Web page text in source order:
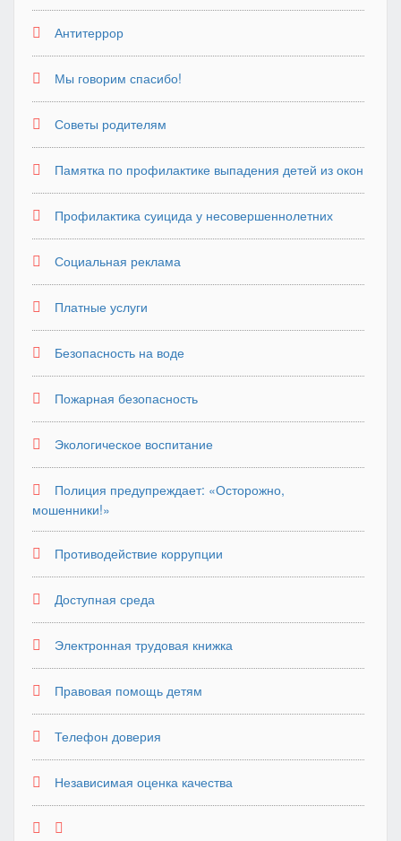
Антитеррор
Мы говорим спасибо!
Советы родителям
Памятка по профилактике выпадения детей из окон
Профилактика суицида у несовершеннолетних
Социальная реклама
Платные услуги
Безопасность на воде
Пожарная безопасность
Экологическое воспитание
Полиция предупреждает: «Осторожно,
мошенники!»
Противодействие коррупции
Доступная среда
Электронная трудовая книжка
Правовая помощь детям
Телефон доверия
Независимая оценка качества